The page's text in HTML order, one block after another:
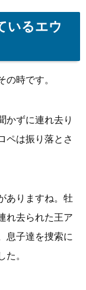
いるエウ
の時です。
かずに連れ去り
ペは振り落とさ
ありますね。牡
れ去られた王ア
息子達を捜索に
た。